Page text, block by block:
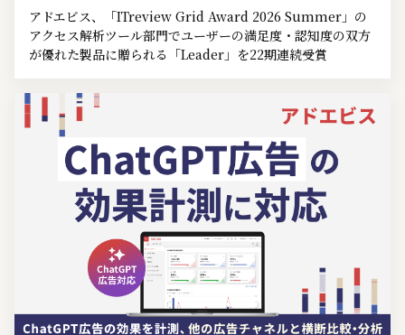
アドエビス、「ITreview Grid Award 2026 Summer」の
アクセス解析ツール部門でユーザーの満足度・認知度の双方
が優れた製品に贈られる「Leader」を22期連続受賞